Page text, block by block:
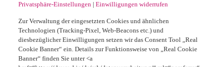
Privatsphäre-Einstellungen| Einwilligungen widerrufen
Zur Verwaltung der eingesetzten Cookies und ähnlichen
Technologien (Tracking-Pixel, Web-Beacons etc.) und
diesbezüglicher Einwilligungen setzen wir das Consent Tool „Real
Cookie Banner“ ein. Details zur Funktionsweise von „Real Cookie
Banner“ finden Sie unter <a